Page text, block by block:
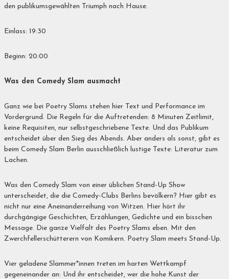
den publikumsgewählten Triumph nach Hause.
Einlass: 19:30
Beginn: 20:00
Was den Comedy Slam ausmacht
Ganz wie bei Poetry Slams stehen hier Text und Performance im
Vordergrund. Die Regeln für die Auftretenden: 8 Minuten Zeitlimit,
keine Requisiten, nur selbstgeschriebene Texte. Und das Publikum
entscheidet über den Sieg des Abends. Aber anders als sonst, gibt es
beim Comedy Slam Berlin ausschließlich lustige Texte: Literatur zum
Lachen.
Was den Comedy Slam von einer üblichen Stand-Up Show
unterscheidet, die die Comedy-Clubs Berlins bevölkern? Hier gibt es
nicht nur eine Aneinanderreihung von Witzen. Hier hört ihr
durchgängige Geschichten, Erzählungen, Gedichte und ein bisschen
Message. Die ganze Vielfalt des Poetry Slams eben. Mit den
Zwerchfellerschütterern von Komikern. Poetry Slam meets Stand-Up.
Vier geladene Slammer*innen treten im harten Wettkampf
gegeneinander an: Und ihr entscheidet, wer die hohe Kunst der